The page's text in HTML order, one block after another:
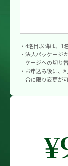
・4名目以降は、1
・法人パッケージ
ケージへの切り
・お申込み後に、
合に限り変更が